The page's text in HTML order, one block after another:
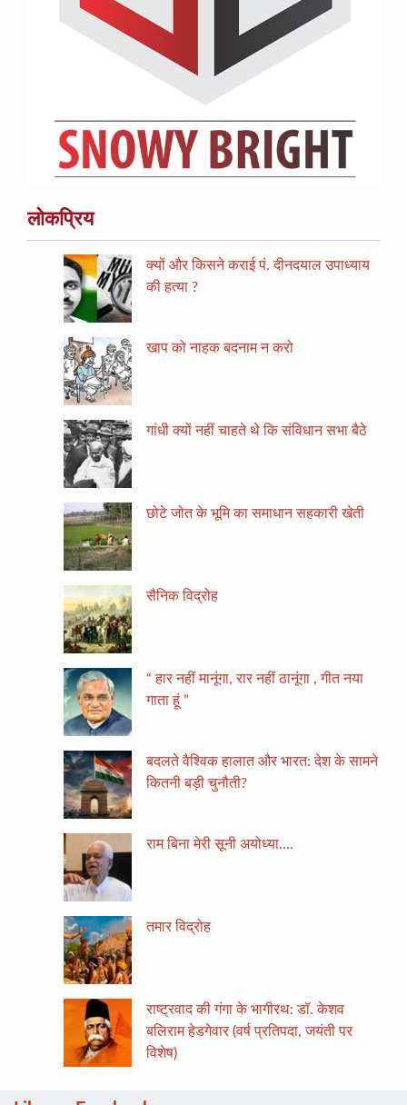
लोकप्रिय
क्यों और किसने कराई पं. दीनदयाल उपाध्याय
की हत्या ?
खाप को नाहक बदनाम न करो
गांधी क्यों नहीं चाहते थे कि संविधान सभा बैठे
छोटे जोत के भूमि का समाधान सहकारी खेती
सैनिक विद्रोह
“ हार नहीं मानूंगा, रार नहीं ठानूंगा , गीत नया
गाता हूं ”
बदलते वैश्विक हालात और भारत: देश के सामने
कितनी बड़ी चुनौती?
राम बिना मेरी सूनी अयोध्या….
तमार विद्रोह
राष्ट्रवाद की गंगा के भागीरथ: डॉ. केशव
बलिराम हेडगेवार (वर्ष प्रतिपदा, जयंती पर
विशेष)